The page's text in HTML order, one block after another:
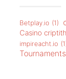
Betplay.io (1)
Casino
impireacht.io